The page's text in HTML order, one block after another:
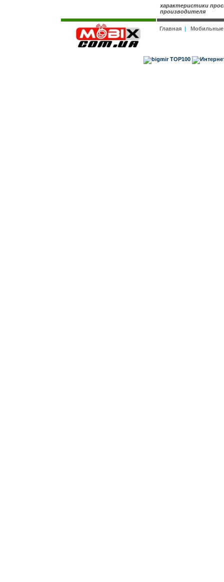
характеристики
производителя
Главная|